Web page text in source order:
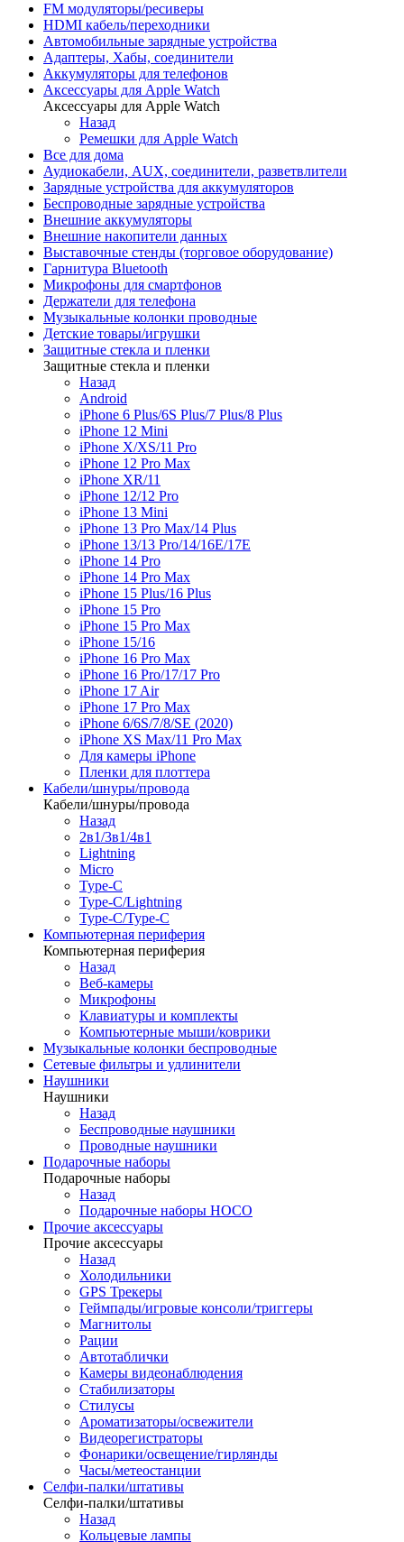
FM модуляторы/ресиверы
HDMI кабель/переходники
Автомобильные зарядные устройства
Адаптеры, Хабы, соединители
Аккумуляторы для телефонов
Аксессуары для Apple Watch
Аксессуары для Apple Watch
Назад
Ремешки для Apple Watch
Все для дома
Аудиокабели, AUX, соединители, разветвлители
Зарядные устройства для аккумуляторов
Беспроводные зарядные устройства
Внешние аккумуляторы
Внешние накопители данных
Выставочные стенды (торговое оборудование)
Гарнитура Bluetooth
Микрофоны для смартфонов
Держатели для телефона
Музыкальные колонки проводные
Детские товары/игрушки
Защитные стекла и пленки
Защитные стекла и пленки
Назад
Android
iPhone 6 Plus/6S Plus/7 Plus/8 Plus
iPhone 12 Mini
iPhone X/XS/11 Pro
iPhone 12 Pro Max
iPhone XR/11
iPhone 12/12 Pro
iPhone 13 Mini
iPhone 13 Pro Max/14 Plus
iPhone 13/13 Pro/14/16E/17E
iPhone 14 Pro
iPhone 14 Pro Max
iPhone 15 Plus/16 Plus
iPhone 15 Pro
iPhone 15 Pro Max
iPhone 15/16
iPhone 16 Pro Max
iPhone 16 Pro/17/17 Pro
iPhone 17 Air
iPhone 17 Pro Max
iPhone 6/6S/7/8/SE (2020)
iPhone XS Max/11 Pro Max
Для камеры iPhone
Пленки для плоттера
Кабели/шнуры/провода
Кабели/шнуры/провода
Назад
2в1/3в1/4в1
Lightning
Micro
Type-C
Type-C/Lightning
Type-C/Type-C
Компьютерная периферия
Компьютерная периферия
Назад
Веб-камеры
Микрофоны
Клавиатуры и комплекты
Компьютерные мыши/коврики
Музыкальные колонки беспроводные
Сетевые фильтры и удлинители
Наушники
Наушники
Назад
Беспроводные наушники
Проводные наушники
Подарочные наборы
Подарочные наборы
Назад
Подарочные наборы HOCO
Прочие аксессуары
Прочие аксессуары
Назад
Холодильники
GPS Трекеры
Геймпады/игровые консоли/триггеры
Магнитолы
Рации
Автотаблички
Камеры видеонаблюдения
Стабилизаторы
Стилусы
Ароматизаторы/освежители
Видеорегистраторы
Фонарики/освещение/гирлянды
Часы/метеостанции
Селфи-палки/штативы
Селфи-палки/штативы
Назад
Кольцевые лампы